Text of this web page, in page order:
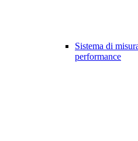
Sistema di
performance